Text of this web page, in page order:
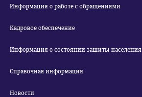
Информация о работе с обращениями
Кадровое обеспечение
Информация о состоянии защиты населения
Справочная информация
Новости